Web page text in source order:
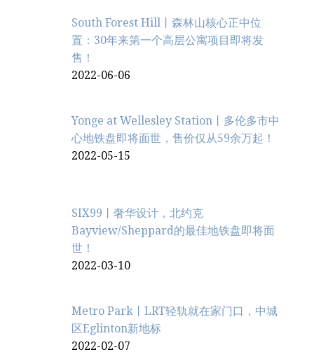
South Forest Hill丨森林山核心正中位
置：30年来第一个高层公寓项目即将发
售！
2022-06-06
Yonge at Wellesley Station丨多伦多市中
心地铁盘即将面世，售价仅从59余万起！
2022-05-15
SIX99丨奢华设计，北约克
Bayview/Sheppard的最佳地铁盘即将面
世！
2022-03-10
Metro Park丨LRT轻轨就在家门口，中城
区Eglinton新地标
2022-02-07